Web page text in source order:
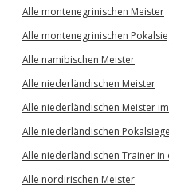
Alle montenegrinischen Meister
Alle montenegrinischen
Alle namibischen Meister
Alle niederländischen Meister
Alle niederländischen Meister
Alle niederländischen
Alle niederländischen Trainer in
Alle nordirischen Meister